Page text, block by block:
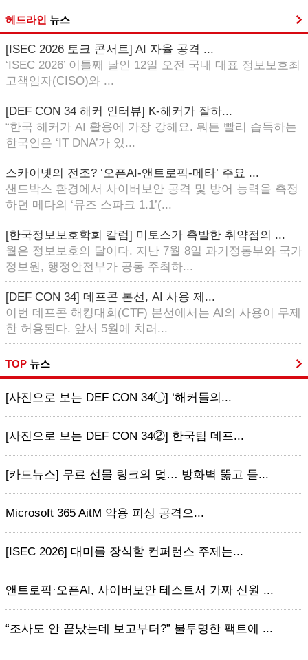
헤드라인 뉴스
[ISEC 2026 토크 콘서트] AI 자율 공격 ...
‘ISEC 2026’ 이틀째 날인 12일 오전 국내 대표 정보보호최
고책임자(CISO)와 ...
[DEF CON 34 해커 인터뷰] K-해커가 잘하...
“한국 해커가 AI 활용에 가장 강해요. 뭐든 빨리 습득하는
한국인은 ‘IT DNA’가 있...
스카이넷의 전조? ‘오픈AI-앤트로픽-메타’ 주요 ...
샌드박스 환경에서 사이버보안 공격 및 방어 능력을 측정
하던 메타의 ‘뮤즈 스파크 1.1’(...
[한국정보보호학회 칼럼] 미토스가 촉발한 취약점의 ...
월은 정보보호의 달이다. 지난 7월 8일 과기정통부와 국가
정보원, 행정안전부가 공동 주최하...
[DEF CON 34] 데프콘 본선, AI 사용 제...
이번 데프콘 해킹대회(CTF) 본선에서는 AI의 사용이 무제
한 허용된다. 앞서 5월에 치러...
TOP 뉴스
[사진으로 보는 DEF CON 34ⓛ] ‘해커들의...
[사진으로 보는 DEF CON 34②] 한국팀 데프...
[카드뉴스] 무료 선물 링크의 덫… 방화벽 뚫고 들...
Microsoft 365 AitM 악용 피싱 공격으...
[ISEC 2026] 대미를 장식할 컨퍼런스 주제는...
앤트로픽·오픈AI, 사이버보안 테스트서 가짜 신원 ...
“조사도 안 끝났는데 보고부터?” 불투명한 팩트에 ...